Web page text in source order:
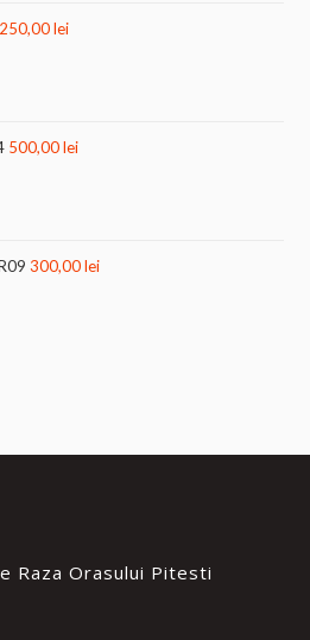
250,00lei
500,00lei
300,00lei
Raza Orasului Pitesti